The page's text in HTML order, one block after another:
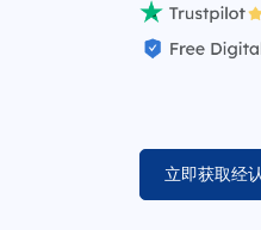
立即获取经